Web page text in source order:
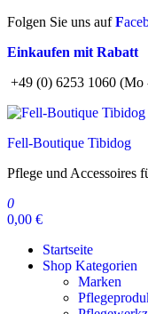
Zum
springen
Folgen Sie uns aufF
Einkaufen mit Rabatt
+49 (0) 6253 1060 (Mo
Fell-Boutique Tibidog
Pflege und Accessoires
0
0,00 €
Startseite
Shop Kategorien
Marken